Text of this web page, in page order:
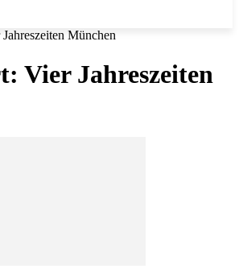
München
Vier Jahreszeiten